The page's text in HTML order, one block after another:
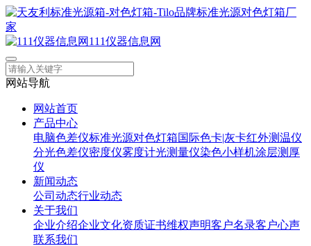
111仪器信息网
网站导航
网站首页
产品中心
电脑色差仪标准光源对色灯箱国际色卡|灰卡红外测温仪
分光色差仪密度仪雾度计光测量仪染色小样机涂层测厚
仪
新闻动态
公司动态行业动态
关于我们
企业介绍企业文化资质证书维权声明客户名录客户心声
联系我们